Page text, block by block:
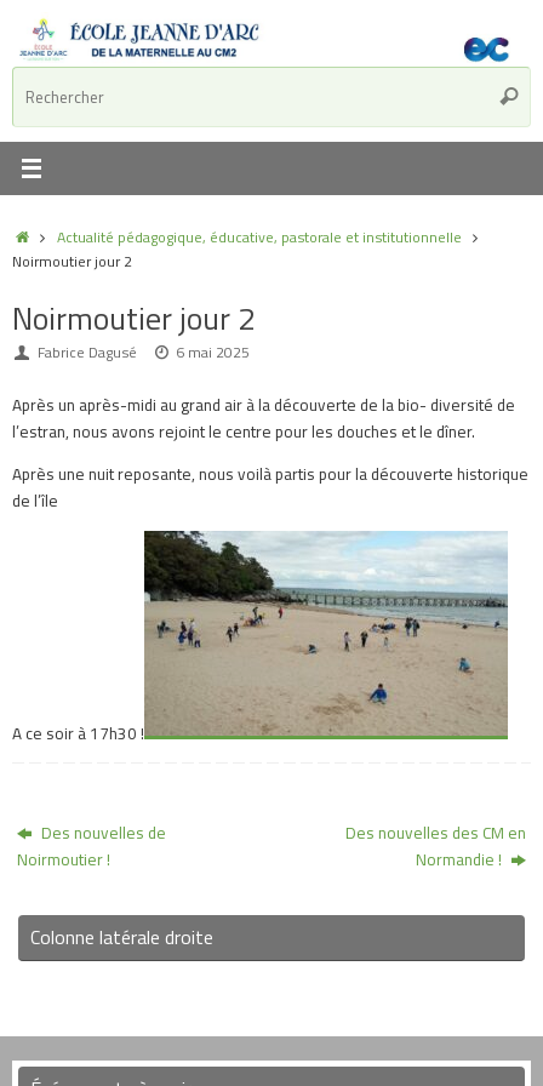
Actualité pédagogique, éducative, pastorale et institutionnelle
Noirmoutier jour 2
Noirmoutier jour 2
Fabrice Dagusé 6 mai 2025
Après un après-midi au grand air à la découverte de la bio- diversité de
l’estran, nous avons rejoint le centre pour les douches et le dîner.
Après une nuit reposante, nous voilà partis pour la découverte historique
de l’île
A ce soir à 17h30 !
Des nouvelles de
Noirmoutier !
Des nouvelles des CM en
Normandie !
Colonne latérale droite